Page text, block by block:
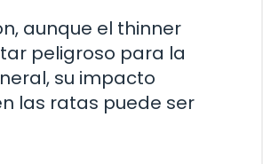
aunque el thinner
peligroso para la
su impacto
las ratas puede ser